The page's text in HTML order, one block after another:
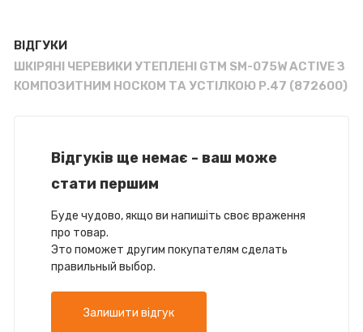
ВІДГУКИ
ШКІРЯНІ ЧЕРЕВИКИ УТЕПЛЕНІ GTM SM-075W ACTIVE З
КОМПОЗИТНИМ НОСКОМ ТА УСТІЛКОЮ Р.47 (872600)
Відгуків ще немає - ваш може
стати першим
Буде чудово, якщо ви напишіть своє враження
про товар.
Это поможет другим покупателям сделать
правильный выбор.
Залишити відгук